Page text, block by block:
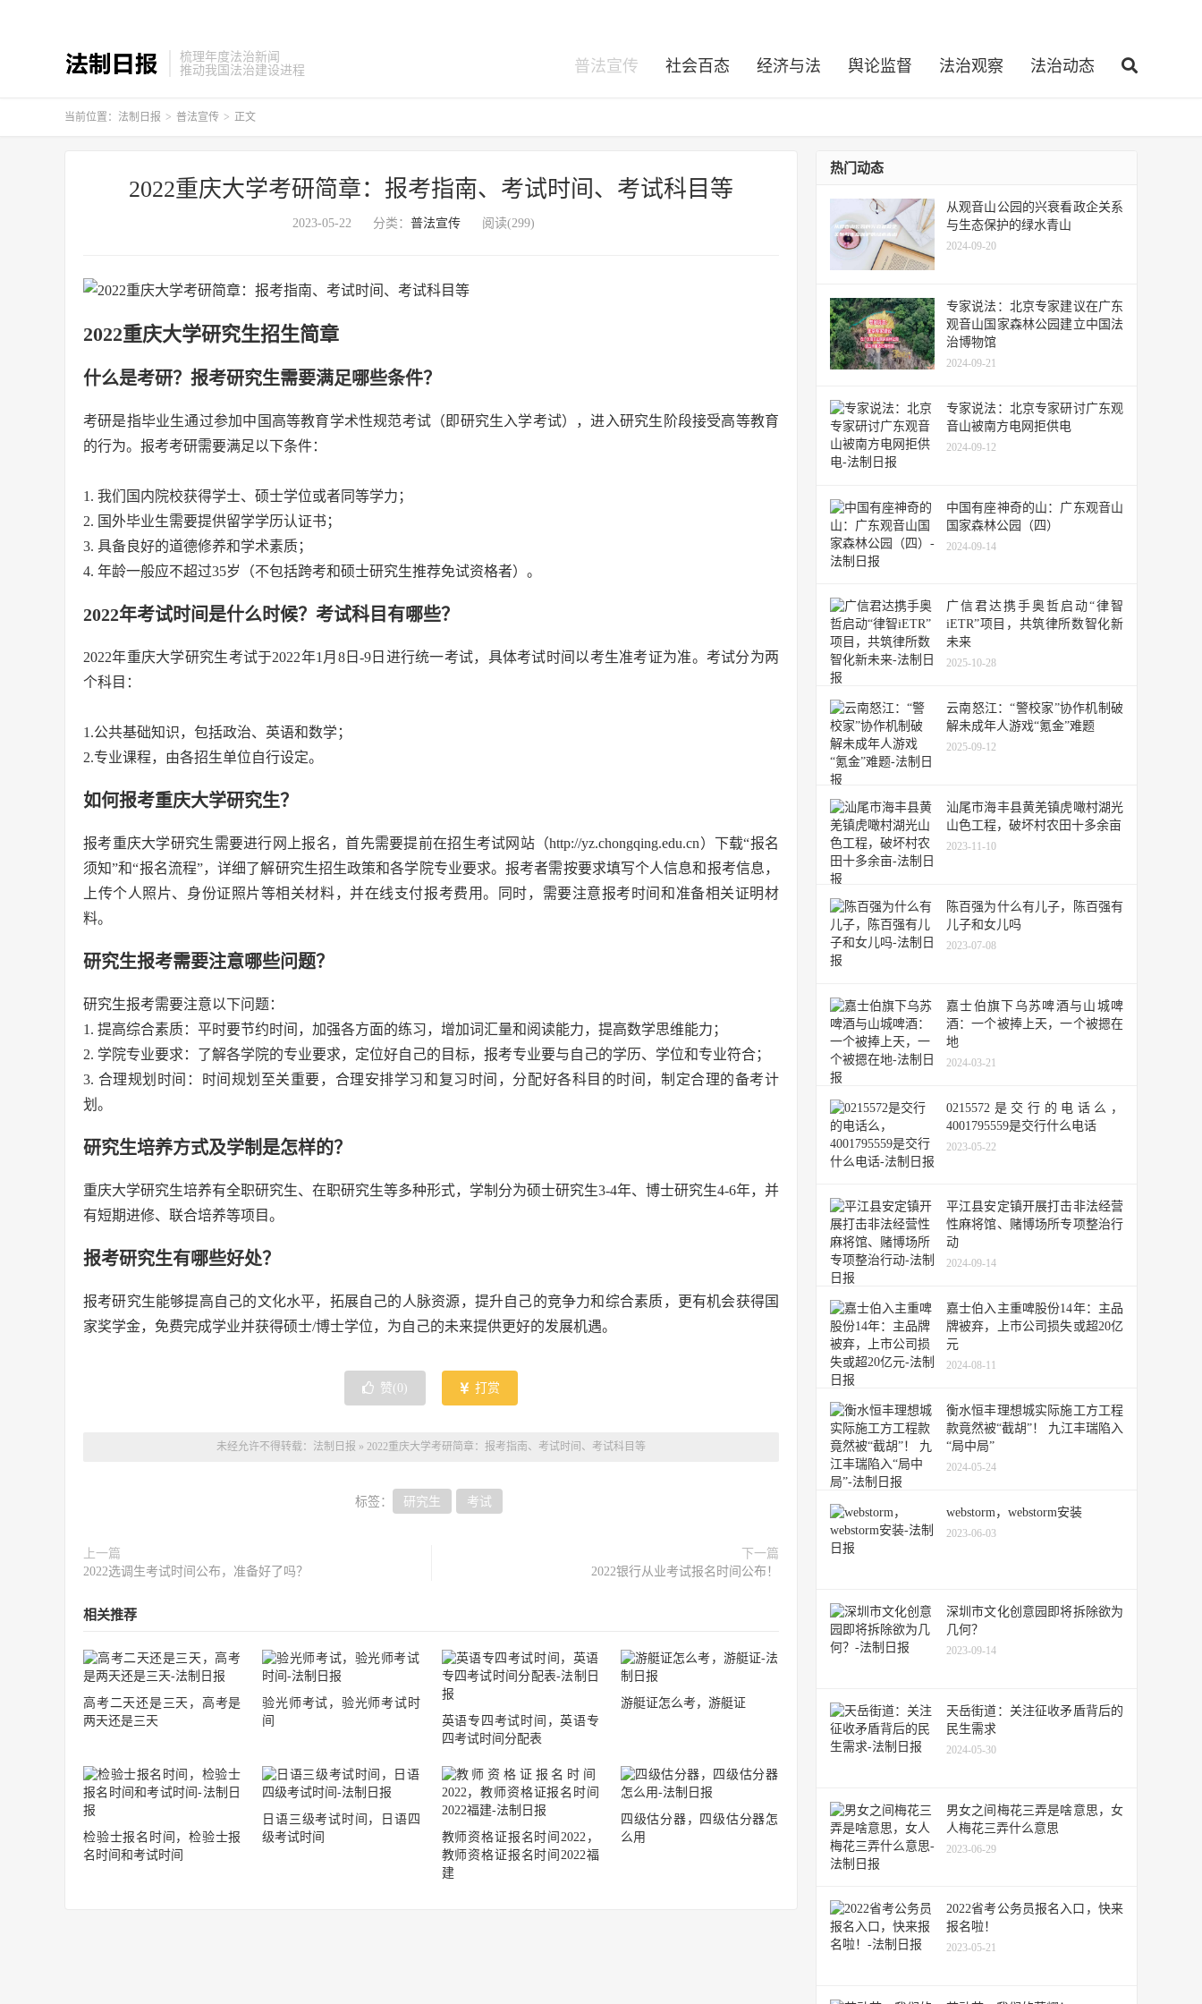
梳理年度法治新闻
推动我国法治建设进程
普法宣传 社会百态 经济与法 舆论监督 法治观察 法治动态
当前位置： 法制日报 > 普法宣传 > 正文
2022重庆大学考研简章：报考指南、考试时间、考试科目等
2023-05-22 分类： 普法宣传 阅读(299)
2022重庆大学研究生招生简章
什么是考研？报考研究生需要满足哪些条件？
考研是指毕业生通过参加中国高等教育学术性规范考试（即研究生入学考试），进入研究生阶段接受高等教育
的行为。报考考研需要满足以下条件：
1. 我们国内院校获得学士、硕士学位或者同等学力；
2. 国外毕业生需要提供留学学历认证书；
3. 具备良好的道德修养和学术素质；
4. 年龄一般应不超过35岁（不包括跨考和硕士研究生推荐免试资格者）。
2022年考试时间是什么时候？考试科目有哪些？
2022年重庆大学研究生考试于2022年1月8日-9日进行统一考试，具体考试时间以考生准考证为准。考试分为两
个科目：
1.公共基础知识，包括政治、英语和数学；
2.专业课程，由各招生单位自行设定。
如何报考重庆大学研究生？
报考重庆大学研究生需要进行网上报名，首先需要提前在招生考试网站（http://yz.chongqing.edu.cn）下载“报名
须知”和“报名流程”，详细了解研究生招生政策和各学院专业要求。报考者需按要求填写个人信息和报考信息，
上传个人照片、身份证照片等相关材料，并在线支付报考费用。同时，需要注意报考时间和准备相关证明材
料。
研究生报考需要注意哪些问题？
研究生报考需要注意以下问题：
1. 提高综合素质：平时要节约时间，加强各方面的练习，增加词汇量和阅读能力，提高数学思维能力；
2. 学院专业要求：了解各学院的专业要求，定位好自己的目标，报考专业要与自己的学历、学位和专业符合；
3. 合理规划时间：时间规划至关重要，合理安排学习和复习时间，分配好各科目的时间，制定合理的备考计
划。
研究生培养方式及学制是怎样的？
重庆大学研究生培养有全职研究生、在职研究生等多种形式，学制分为硕士研究生3-4年、博士研究生4-6年，并
有短期进修、联合培养等项目。
报考研究生有哪些好处？
报考研究生能够提高自己的文化水平，拓展自己的人脉资源，提升自己的竞争力和综合素质，更有机会获得国
家奖学金，免费完成学业并获得硕士/博士学位，为自己的未来提供更好的发展机遇。
赞( 0 ) 打赏
未经允许不得转载： 法制日报 » 2022重庆大学考研简章：报考指南、考试时间、考试科目等
标签： 研究生 考试
上一篇
2022选调生考试时间公布，准备好了吗？
下一篇
2022银行从业考试报名时间公布！
相关推荐
高考二天还是三天，高考是
两天还是三天
验光师考试，验光师考试时
间
英语专四考试时间，英语专
四考试时间分配表
游艇证怎么考，游艇证
检验士报名时间，检验士报
名时间和考试时间
日语三级考试时间，日语四
级考试时间
教师资格证报名时间2022，
教师资格证报名时间2022福
建
四级估分器，四级估分器怎
么用
热门动态
从观音山公园的兴衰看政企关系
与生态保护的绿水青山
2024-09-20
专家说法：北京专家建议在广东
观音山国家森林公园建立中国法
治博物馆
2024-09-21
专家说法：北京专家研讨广东观
音山被南方电网拒供电
2024-09-12
中国有座神奇的山：广东观音山
国家森林公园（四）
2024-09-14
广信君达携手奥哲启动“律智
iETR”项目，共筑律所数智化新
未来
2025-10-28
云南怒江：“警校家”协作机制破
解未成年人游戏“氪金”难题
2025-09-12
汕尾市海丰县黄羌镇虎噉村湖光
山色工程，破坏村农田十多余亩
2023-11-10
陈百强为什么有儿子，陈百强有
儿子和女儿吗
2023-07-08
嘉士伯旗下乌苏啤酒与山城啤
酒：一个被捧上天，一个被摁在
地
2024-03-21
0215572是交行的电话么，
4001795559是交行什么电话
2023-05-22
平江县安定镇开展打击非法经营
性麻将馆、赌博场所专项整治行
动
2024-09-14
嘉士伯入主重啤股份14年：主品
牌被弃，上市公司损失或超20亿
元
2024-08-11
衡水恒丰理想城实际施工方工程
款竟然被“截胡”！ 九江丰瑞陷入
“局中局”
2024-05-24
webstorm，webstorm安装
2023-06-03
深圳市文化创意园即将拆除欲为
几何？
2023-09-14
天岳街道：关注征收矛盾背后的
民生需求
2024-05-30
男女之间梅花三弄是啥意思，女
人梅花三弄什么意思
2023-06-29
2022省考公务员报名入口，快来
报名啦！
2023-05-21